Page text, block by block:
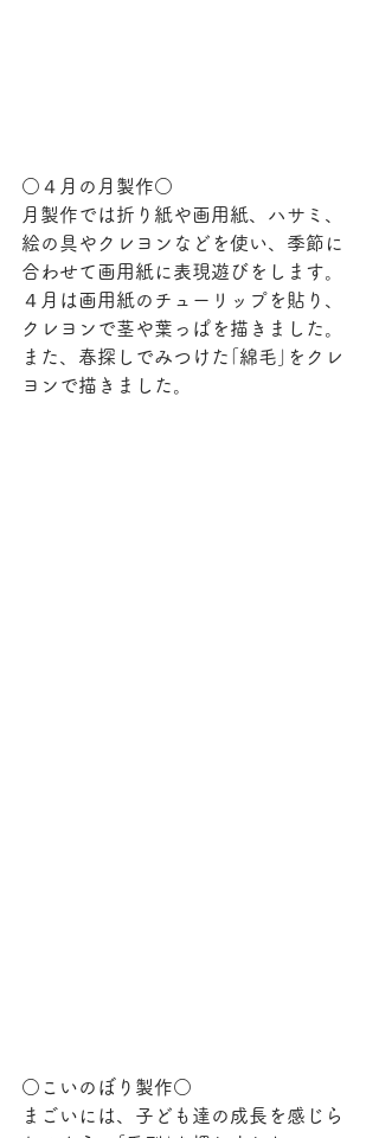
○４月の月製作○
月製作では折り紙や画用紙、ハサミ、
絵の具やクレヨンなどを使い、季節に
合わせて画用紙に表現遊びをします。
４月は画用紙のチューリップを貼り、
クレヨンで茎や葉っぱを描きました。
また、春探しでみつけた｢綿毛｣をクレ
ヨンで描きました。
○こいのぼり製作○
まごいには、子ども達の成長を感じら